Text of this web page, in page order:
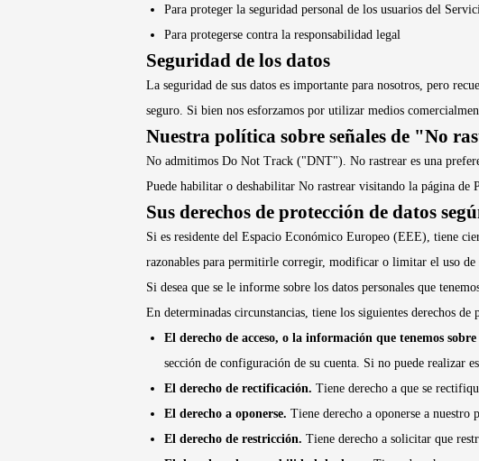
Para proteger la seguridad personal de los usuarios del
Para protegerse contra la responsabilidad legal
Seguridad de los datos
La seguridad de sus datos es importante para nosotros, pero
seguro. Si bien nos esforzamos por utilizar medios
Nuestra política sobre señales de "No
No admitimos Do Not Track ("DNT"). No rastrear es una
Puede habilitar o deshabilitar No rastrear visitando la página de
Sus derechos de protección de datos
Si es residente del Espacio Económico Europeo (EEE), tiene
razonables para permitirle corregir, modificar o limitar el uso de
Si desea que se le informe sobre los datos personales que
En determinadas circunstancias, tiene los siguientes derechos de
El derecho de acceso, o la información que tenemos sobre
sección de configuración de su cuenta. Si no puede realizar
El derecho de rectificación. Tiene derecho a que se
El derecho a oponerse. Tiene derecho a oponerse a nuestro
El derecho de restricción. Tiene derecho a solicitar que